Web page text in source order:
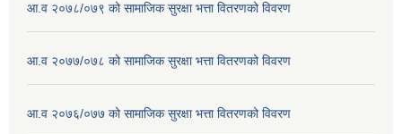
आ.व २०७८/०७९ को सामाजिक सुरक्षा भत्ता वितरणको विवरण
आ.व २०७७/०७८ को सामाजिक सुरक्षा भत्ता वितरणको विवरण
आ.व २०७६/०७७ को सामाजिक सुरक्षा भत्ता वितरणको विवरण